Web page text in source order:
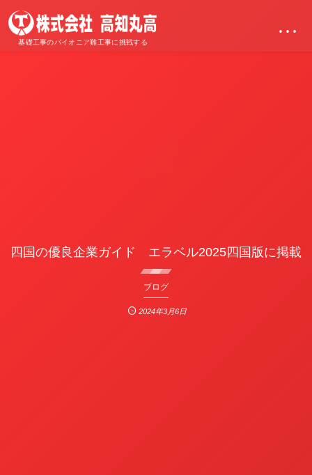
基礎工事のパイオニア難工事に挑戦する
…
四国の優良企業ガイド エラベル2025四国版に掲載
ブログ
2024年3月6日